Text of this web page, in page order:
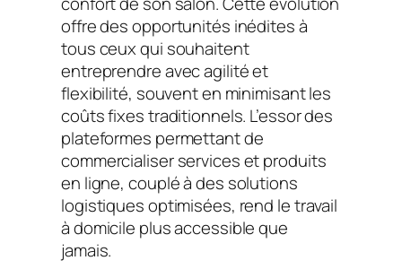
offre des opportunités inédites à
tous ceux qui souhaitent
entreprendre avec agilité et
flexibilité, souvent en minimisant les
coûts fixes traditionnels. L’essor des
plateformes permettant de
commercialiser services et produits
en ligne, couplé à des solutions
logistiques optimisées, rend le travail
à domicile plus accessible que
jamais.